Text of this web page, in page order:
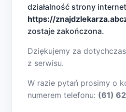
działalność strony
https://
zostaje zakończona.
Dziękujemy za
z serwisu.
W razie pytań prosimy o
numerem telefonu: (61)